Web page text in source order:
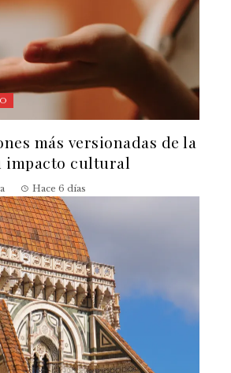
más versionadas de la
impacto cultural
Hace 6 días